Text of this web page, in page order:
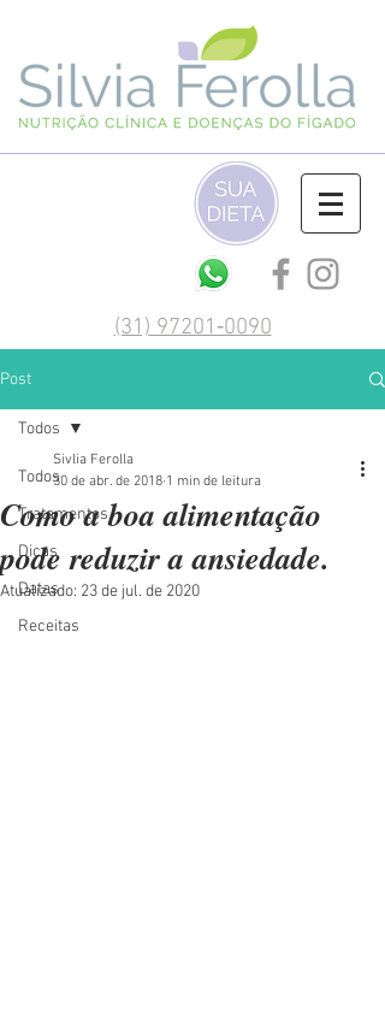
(‪31) 97201‑0090‬
Post
Todos
Tratamentos
Dicas
Datas
Receitas
Todos
Como a boa alimentação
pode reduzir a ansiedade.
Sivlia Ferolla
30 de abr. de 2018 1 min de leitura
Atualizado: 23 de jul. de 2020